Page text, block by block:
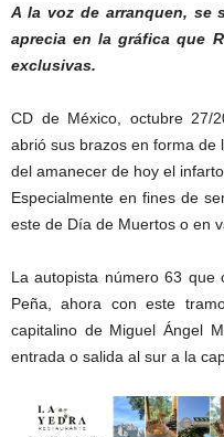
A la voz de arranquen, se
aprecia en la gráfica que
exclusivas.
CD de México, octubre 27/
abrió sus brazos en forma de
del amanecer de hoy el
Especialmente en fines de
este de Día de Muertos o en
La autopista número 63 que
Peña, ahora con este
capitalino de Miguel Ángel
entrada o salida al sur a la